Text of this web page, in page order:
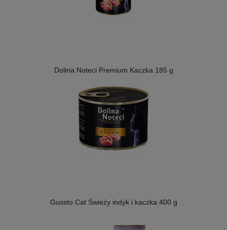
Dolina Noteci Premium Kaczka 185 g
Gussto Cat Świeży indyk i kaczka 400 g